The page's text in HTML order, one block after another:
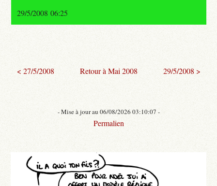
29/5/2008 06:25
< 27/5/2008 Retour à Mai 2008 29/5/2008 >
- Mise à jour au 06/08/2026 03:10:07 -
Permalien